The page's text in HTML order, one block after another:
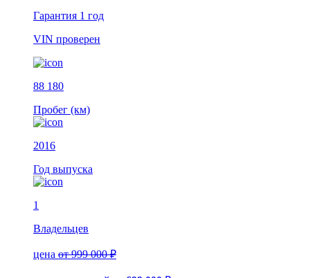
Гарантия 1 год
VIN проверен
88 180
Пробег (км)
2016
Год выпуска
1
Владельцев
цена от 999 000 ₽